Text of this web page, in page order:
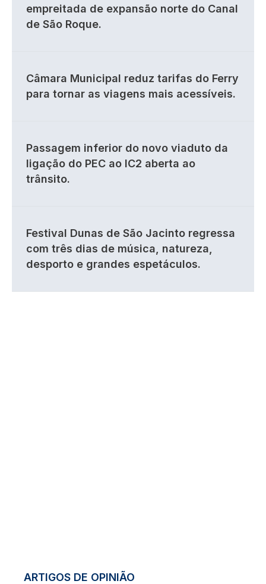
empreitada de expansão norte do Canal
de São Roque.
Câmara Municipal reduz tarifas do Ferry
para tornar as viagens mais acessíveis.
Passagem inferior do novo viaduto da
ligação do PEC ao IC2 aberta ao
trânsito.
Festival Dunas de São Jacinto regressa
com três dias de música, natureza,
desporto e grandes espetáculos.
ARTIGOS DE OPINIÃO